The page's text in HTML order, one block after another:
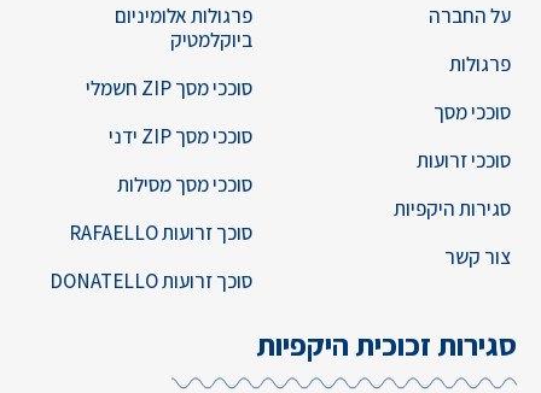
על החברה
פרגולות
סוככי מסך
סוככי זרועות
סגירות היקפיות
צור קשר
פרגולות אלומיניום
ביוקלמטיק
סוככי מסך ZIP חשמלי
סוככי מסך ZIP ידני
סוככי מסך מסילות
סוכך זרועות RAFAELLO
סוכך זרועות DONATELLO
סגירות זכוכית היקפיות